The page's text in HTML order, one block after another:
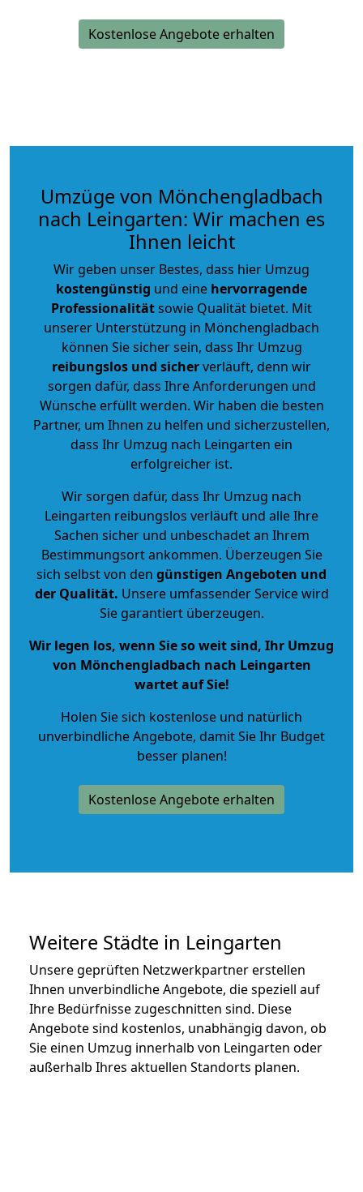
Kostenlose Angebote erhalten
Umzüge von Mönchengladbach
nach Leingarten: Wir machen es
Ihnen leicht
Wir geben unser Bestes, dass hier Umzug
kostengünstig und eine hervorragende
Professionalitätsowie Qualität bietet. Mit
unserer Unterstützung in Mönchengladbach
können Sie sicher sein, dass Ihr Umzug
reibungslos und sicherverläuft, denn wir
sorgen dafür, dass Ihre Anforderungen und
Wünsche erfüllt werden. Wir haben die besten
Partner, um Ihnen zu helfen und sicherzustellen,
dass Ihr Umzug nach Leingarten ein
erfolgreicher ist.
Wir sorgen dafür, dass Ihr Umzug nach
Leingarten reibungslos verläuft und alle Ihre
Sachen sicher und unbeschadet an Ihrem
Bestimmungsort ankommen. Überzeugen Sie
sich selbst von den günstigen Angeboten und
der Qualität. Unsere umfassender Service wird
Sie garantiert überzeugen.
Wir legen los, wenn Sie so weit sind, Ihr Umzug
von Mönchengladbach nach Leingarten
wartet auf Sie!
Holen Sie sich kostenlose und natürlich
unverbindliche Angebote, damit Sie Ihr Budget
besser planen!
Kostenlose Angebote erhalten
Weitere Städte in Leingarten
Unsere geprüften Netzwerkpartner erstellen
Ihnen unverbindliche Angebote, die speziell auf
Ihre Bedürfnisse zugeschnitten sind. Diese
Angebote sind kostenlos, unabhängig davon, ob
Sie einen Umzug innerhalb von Leingarten oder
außerhalb Ihres aktuellen Standorts planen.